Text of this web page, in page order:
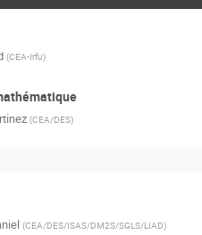
(CEA-Irfu)
(CEA/DES)
(CEA/DES/ISAS/DM2S/SGLS/LIAD)